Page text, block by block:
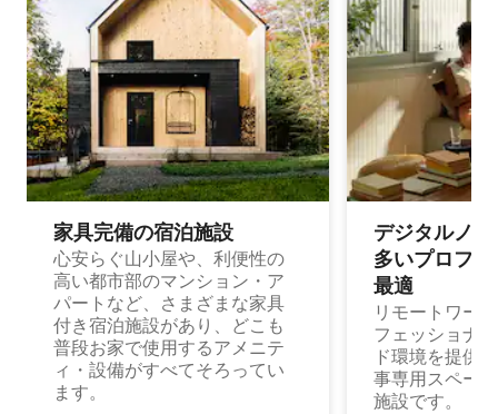
家具完備の宿⁠泊⁠施⁠設
心安らぐ山小屋や、利便性の
高い都市部のマンション・ア
パートなど、さまざまな家具
付き宿泊施設があり、どこも
普段お家で使用するアメニテ
ィ・設備がすべてそろってい
ます。
デジタルノ
多⁠いプ⁠ロ⁠フ⁠
最⁠適
リモートワー
フェッショナ
ド環境を提供
事専用スペー
施設です。